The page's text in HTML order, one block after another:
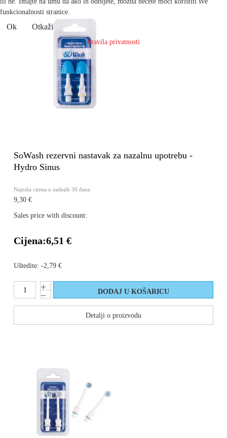
SoWash rezervni nastavak za nazalnu upotrebu -
Hydro Sinus
Najniža cijena u zadnjih 30 dana
9,30 €
Sales price with discount:
Cijena:6,51 €
Uštedite: -2,79 €
Detalji o proizvodu
funkcionalnosti stranice.
Ok Otkaži
Pravila privatnosti